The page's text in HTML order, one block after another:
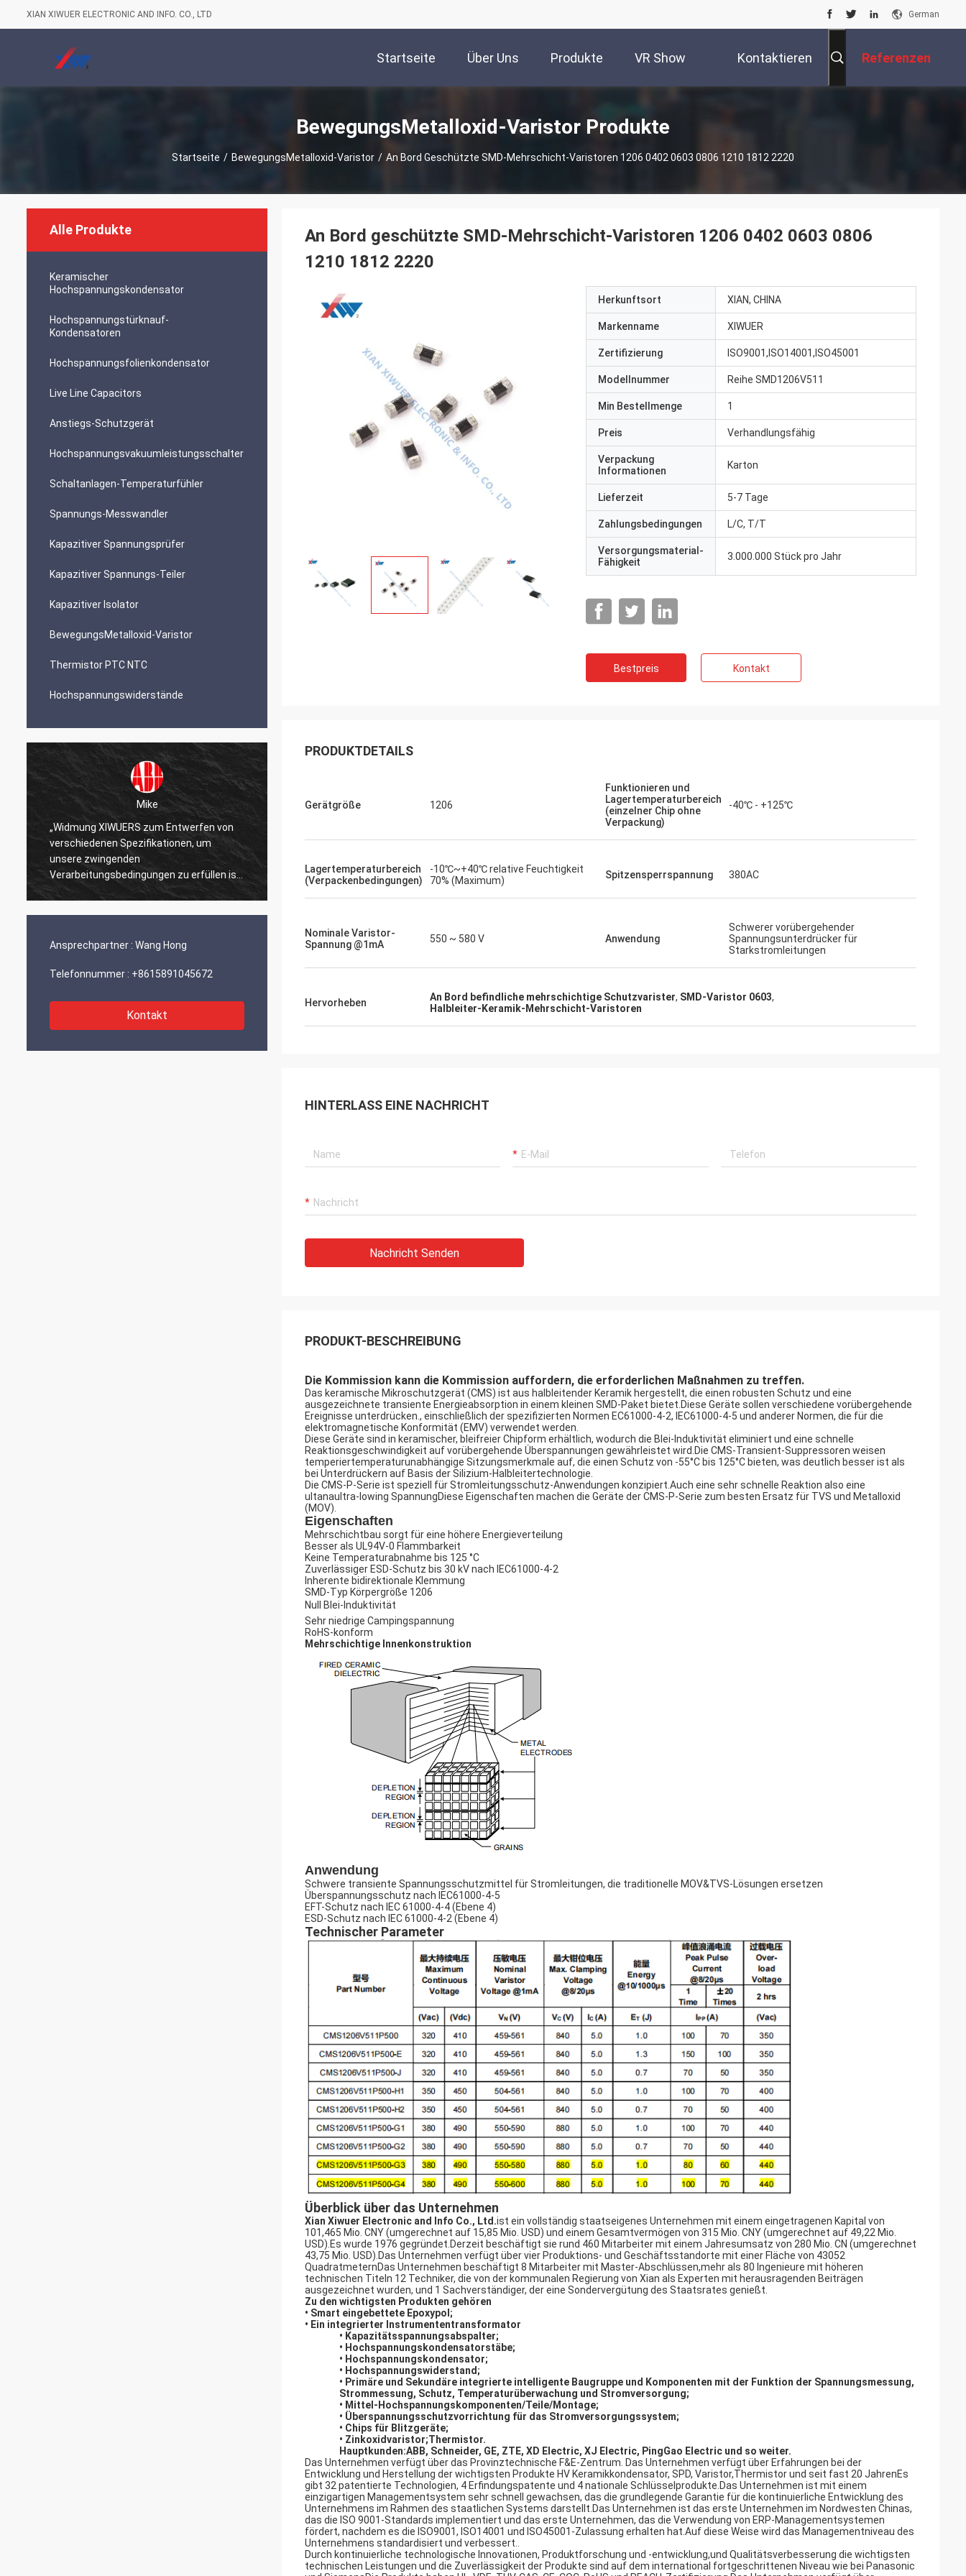
XIAN XIWUER ELECTRONIC AND INFO. CO., LTD German
Startseite Über Uns Produkte VR Show Kontaktieren Referenzen
BewegungsMetalloxid-Varistor Produkte
Startseite / BewegungsMetalloxid-Varistor / An Bord Geschützte SMD-Mehrschicht-Varistoren 1206 0402 0603 0806 1210 1812 2220
Alle Produkte
Keramischer
Hochspannungskondensator
Hochspannungstürknauf-
Kondensatoren
Hochspannungsfolienkondensator
Live Line Capacitors
Anstiegs-Schutzgerät
Hochspannungsvakuumleistungsschalter
Schaltanlagen-Temperaturfühler
Spannungs-Messwandler
Kapazitiver Spannungsprüfer
Kapazitiver Spannungs-Teiler
Kapazitiver Isolator
BewegungsMetalloxid-Varistor
Thermistor PTC NTC
Hochspannungswiderstände
Mike
„Widmung XIWUERS zum Entwerfen von
verschiedenen Spezifikationen, um
unsere zwingenden
Verarbeitungsbedingungen zu erfüllen ist
ein Testament zu unseren Jahren der
Heiraten Sie
Forschungsfähigkeiten und zeigt gute
Produktqualität.“
Richard
„XIWUER ist sehr innovativ. Sie haben die
ausgezeichnete, intuitive Dienstleistung
Zukunft hinsichtlich, was wir
Ansprechpartner : Wang Hong
Telefonnummer : +8615891045672
Kontakt
An Bord geschützte SMD-Mehrschicht-Varistoren 1206 0402 0603 0806
1210 1812 2220
Herkunftsort XIAN, CHINA
Markenname XIWUER
Zertifizierung ISO9001,ISO14001,ISO45001
Modellnummer Reihe SMD1206V511
Min Bestellmenge 1
Preis Verhandlungsfähig
Verpackung
Informationen
Karton
Lieferzeit 5-7 Tage
Zahlungsbedingungen L/C, T/T
Versorgungsmaterial-
Fähigkeit
3.000.000 Stück pro Jahr
Bestpreis Kontakt
PRODUKTDETAILS
Gerätgröße 1206
Funktionieren und
Lagertemperaturbereich
(einzelner Chip ohne
Verpackung)
-40℃ - +125℃
Lagertemperaturbereich
(Verpackenbedingungen)
-10℃~+40℃ relative Feuchtigkeit
70% (Maximum)
Spitzensperrspannung 380AC
Nominale Varistor-
Spannung @1mA
550 ~ 580 V Anwendung
Schwerer vorübergehender
Spannungsunterdrücker für
Starkstromleitungen
Hervorheben An Bord befindliche mehrschichtige Schutzvarister, SMD-Varistor 0603,
Halbleiter-Keramik-Mehrschicht-Varistoren
HINTERLASS EINE NACHRICHT
Nachricht Senden
PRODUKT-BESCHREIBUNG
Die Kommission kann die Kommission auffordern, die erforderlichen Maßnahmen zu treffen.
Das keramische Mikroschutzgerät (CMS) ist aus halbleitender Keramik hergestellt, die einen robusten Schutz und eine
ausgezeichnete transiente Energieabsorption in einem kleinen SMD-Paket bietet.Diese Geräte sollen verschiedene vorübergehende
Ereignisse unterdrücken., einschließlich der spezifizierten Normen EC61000-4-2, IEC61000-4-5 und anderer Normen, die für die
elektromagnetische Konformität (EMV) verwendet werden.
Diese Geräte sind in keramischer, bleifreier Chipform erhältlich, wodurch die Blei-Induktivität eliminiert und eine schnelle
Reaktionsgeschwindigkeit auf vorübergehende Überspannungen gewährleistet wird.Die CMS-Transient-Suppressoren weisen
temperiertemperaturunabhängige Sitzungsmerkmale auf, die einen Schutz von -55°C bis 125°C bieten, was deutlich besser ist als
bei Unterdrückern auf Basis der Silizium-Halbleitertechnologie.
Die CMS-P-Serie ist speziell für Stromleitungsschutz-Anwendungen konzipiert.Auch eine sehr schnelle Reaktion also eine
ultanaultra-lowing SpannungDiese Eigenschaften machen die Geräte der CMS-P-Serie zum besten Ersatz für TVS und Metalloxid
(MOV).
Eigenschaften
Mehrschichtbau sorgt für eine höhere Energieverteilung
Besser als UL94V-0 Flammbarkeit
Keine Temperaturabnahme bis 125 °C
Zuverlässiger ESD-Schutz bis 30 kV nach IEC61000-4-2
Inherente bidirektionale Klemmung
SMD-Typ Körpergröße 1206
Null Blei-Induktivität
Sehr niedrige Campingspannung
RoHS-konform
Mehrschichtige Innenkonstruktion
Anwendung
Schwere transiente Spannungsschutzmittel für Stromleitungen, die traditionelle MOV&TVS-Lösungen ersetzen
Überspannungsschutz nach IEC61000-4-5
EFT-Schutz nach IEC 61000-4-4 (Ebene 4)
ESD-Schutz nach IEC 61000-4-2 (Ebene 4)
Technischer Parameter
Überblick über das Unternehmen
Xian Xiwuer Electronic and Info Co., Ltd.ist ein vollständig staatseigenes Unternehmen mit einem eingetragenen Kapital von
101,465 Mio. CNY (umgerechnet auf 15,85 Mio. USD) und einem Gesamtvermögen von 315 Mio. CNY (umgerechnet auf 49,22 Mio.
USD).Es wurde 1976 gegründet.Derzeit beschäftigt sie rund 460 Mitarbeiter mit einem Jahresumsatz von 280 Mio. CN (umgerechnet
43,75 Mio. USD).Das Unternehmen verfügt über vier Produktions- und Geschäftsstandorte mit einer Fläche von 43052
QuadratmeternDas Unternehmen beschäftigt 8 Mitarbeiter mit Master-Abschlüssen,mehr als 80 Ingenieure mit höheren
technischen Titeln 12 Techniker, die von der kommunalen Regierung von Xian als Experten mit herausragenden Beiträgen
ausgezeichnet wurden, und 1 Sachverständiger, der eine Sondervergütung des Staatsrates genießt.
Zu den wichtigsten Produkten gehören
• Smart eingebettete Epoxypol;
• Ein integrierter Instrumententransformator
• Kapazitätsspannungsabspalter;
• Hochspannungskondensatorstäbe;
• Hochspannungskondensator;
• Hochspannungswiderstand;
• Primäre und Sekundäre integrierte intelligente Baugruppe und Komponenten mit der Funktion der Spannungsmessung,
Strommessung, Schutz, Temperaturüberwachung und Stromversorgung;
• Mittel-Hochspannungskomponenten/Teile/Montage;
• Überspannungsschutzvorrichtung für das Stromversorgungssystem;
• Chips für Blitzgeräte;
• Zinkoxidvaristor;Thermistor.
Hauptkunden:ABB, Schneider, GE, ZTE, XD Electric, XJ Electric, PingGao Electric und so weiter.
Das Unternehmen verfügt über das Provinztechnische F&E-Zentrum. Das Unternehmen verfügt über Erfahrungen bei der
Entwicklung und Herstellung der wichtigsten Produkte HV Keramikkondensator, SPD, Varistor,Thermistor und seit fast 20 JahrenEs
gibt 32 patentierte Technologien, 4 Erfindungspatente und 4 nationale Schlüsselprodukte.Das Unternehmen ist mit einem
einzigartigen Managementsystem sehr schnell gewachsen, das die grundlegende Garantie für die kontinuierliche Entwicklung des
Unternehmens im Rahmen des staatlichen Systems darstellt.Das Unternehmen ist das erste Unternehmen im Nordwesten Chinas,
das die ISO 9001-Standards implementiert und das erste Unternehmen, das die Verwendung von ERP-Managementsystemen
fördert, nachdem es die ISO9001, ISO14001 und ISO45001-Zulassung erhalten hat.Auf diese Weise wird das Managementniveau des
Unternehmens standardisiert und verbessert..
Durch kontinuierliche technologische Innovationen, Produktforschung und -entwicklung,und Qualitätsverbesserung die wichtigsten
technischen Leistungen und die Zuverlässigkeit der Produkte sind auf dem international fortgeschrittenen Niveau wie bei Panasonic